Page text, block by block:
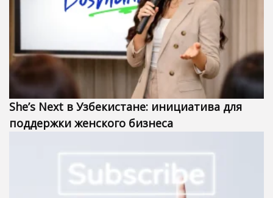
She’s Next в Узбекистане: инициатива для
поддержки женского бизнеса